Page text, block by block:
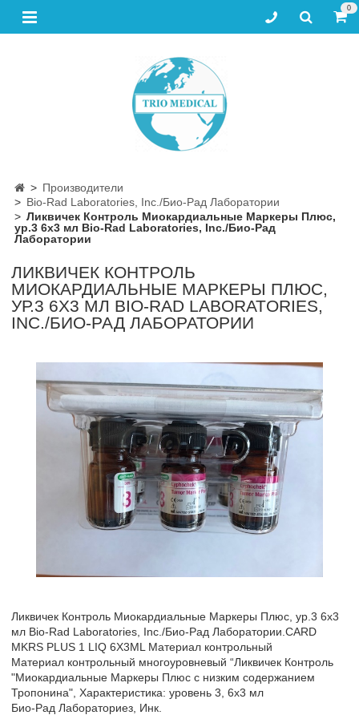
0
Производители
Bio-Rad Laboratories, Inc./Био-Рад Лаборатории
Ликвичек Контроль Миокардиальные Маркеры Плюс,
ур.3 6х3 мл Bio-Rad Laboratories, Inc./Био-Рад
Лаборатории
ЛИКВИЧЕК КОНТРОЛЬ
МИОКАРДИАЛЬНЫЕ МАРКЕРЫ ПЛЮС,
УР.3 6Х3 МЛ BIO-RAD LABORATORIES,
INC./БИО-РАД ЛАБОРАТОРИИ
Ликвичек Контроль Миокардиальные Маркеры Плюс, ур.3 6х3
мл Bio-Rad Laboratories, Inc./Био-Рад Лаборатории.CARD
MKRS PLUS 1 LIQ 6X3ML Материал контрольный
Материал контрольный многоуровневый “Ликвичек Контроль
"Миокардиальные Маркеры Плюс с низким содержанием
Тропонина", Характеристика: уровень 3, 6х3 мл
Био-Рад Лабораториез, Инк.